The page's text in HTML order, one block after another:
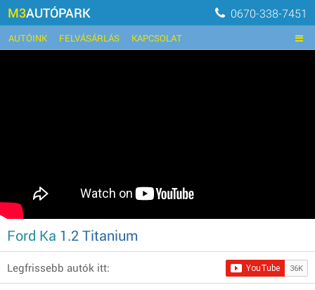
M3AUTÓPARK 0670-338-7451
AUTÓINK FELVÁSÁRLÁS KAPCSOLAT
Ford Ka 1.2 Titanium
Legfrissebb autók itt: